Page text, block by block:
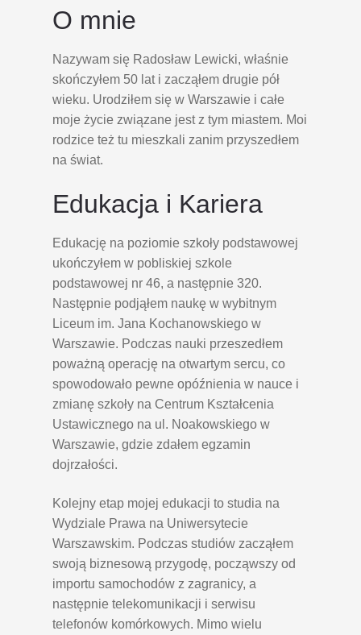
O mnie
Nazywam się Radosław Lewicki, właśnie
skończyłem 50 lat i zacząłem drugie pół
wieku. Urodziłem się w Warszawie i całe
moje życie związane jest z tym miastem. Moi
rodzice też tu mieszkali zanim przyszedłem
na świat.
Edukacja i Kariera
Edukację na poziomie szkoły podstawowej
ukończyłem w pobliskiej szkole
podstawowej nr 46, a następnie 320.
Następnie podjąłem naukę w wybitnym
Liceum im. Jana Kochanowskiego w
Warszawie. Podczas nauki przeszedłem
poważną operację na otwartym sercu, co
spowodowało pewne opóźnienia w nauce i
zmianę szkoły na Centrum Kształcenia
Ustawicznego na ul. Noakowskiego w
Warszawie, gdzie zdałem egzamin
dojrzałości.
Kolejny etap mojej edukacji to studia na
Wydziale Prawa na Uniwersytecie
Warszawskim. Podczas studiów zacząłem
swoją biznesową przygodę, począwszy od
importu samochodów z zagranicy, a
następnie telekomunikacji i serwisu
telefonów komórkowych. Mimo wielu